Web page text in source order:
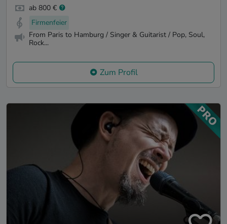
ab 800 €
Firmenfeier
From Paris to Hamburg / Singer & Guitarist / Pop, Soul,
Rock...
Zum Profil